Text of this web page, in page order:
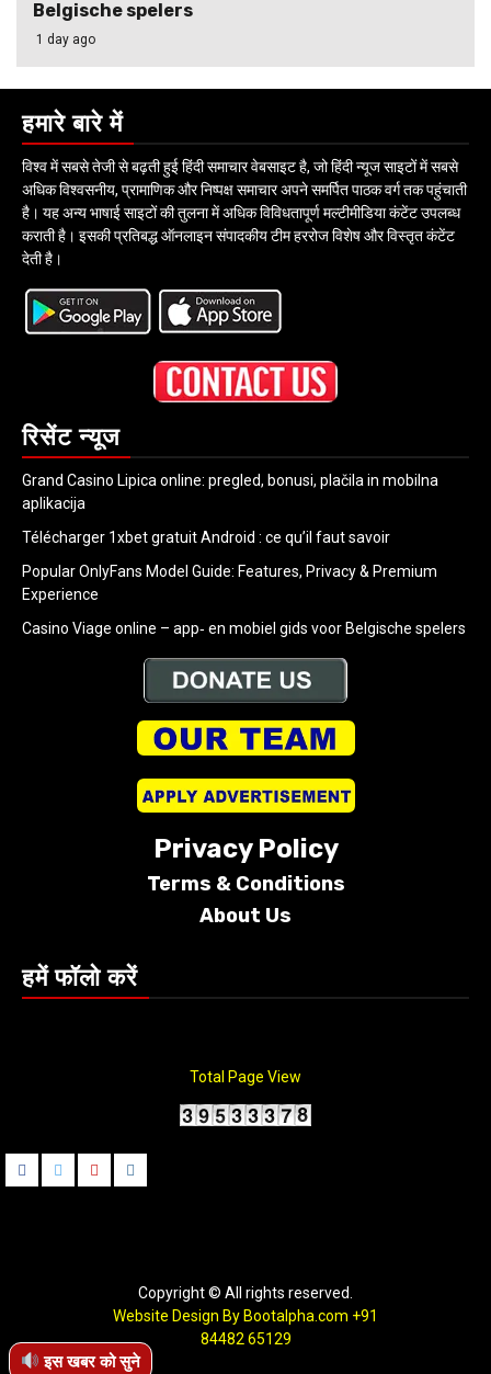
Belgische spelers
1 day ago
हमारे बारे में
विश्व में सबसे तेजी से बढ़ती हुई हिंदी समाचार वेबसाइट है, जो हिंदी न्यूज साइटों में सबसे
अधिक विश्वसनीय, प्रामाणिक और निष्पक्ष समाचार अपने समर्पित पाठक वर्ग तक पहुंचाती
है। यह अन्य भाषाई साइटों की तुलना में अधिक विविधतापूर्ण मल्टीमीडिया कंटेंट उपलब्ध
कराती है। इसकी प्रतिबद्ध ऑनलाइन संपादकीय टीम हररोज विशेष और विस्तृत कंटेंट
देती है।
रिसेंट न्यूज
Grand Casino Lipica online: pregled, bonusi, plačila in mobilna
aplikacija
Télécharger 1xbet gratuit Android : ce qu’il faut savoir
Popular OnlyFans Model Guide: Features, Privacy & Premium
Experience
Casino Viage online – app‑ en mobiel gids voor Belgische spelers
Privacy Policy
Terms & Conditions
About Us
हमें फॉलो करें
Total Page View
Facebook
TwitterYoutubeinstagram
Copyright © All rights reserved.
Website Design By Bootalpha.com +91
84482 65129
इस खबर को सुने